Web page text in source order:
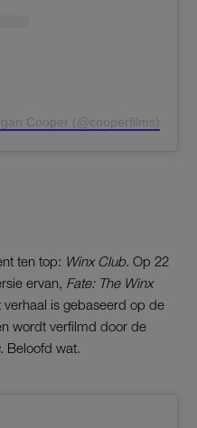
Cooper (@cooperfilms)
ten top: Winx Club. Op 22
ervan, Fate: The Winx
is gebaseerd op de
wordt verfilmd door de
Beloofd wat.